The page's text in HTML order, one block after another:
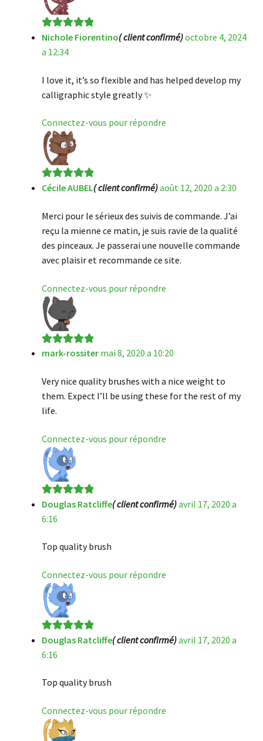
Note5sur 5
Nichole Fiorentino( client confirmé)octobre 4, 2024
a 12:34
I love it, it’s so flexible and has helped develop my
calligraphic style greatly ✨
Connectez-vous pour répondre
Note5 sur 5
Cécile AUBEL( client confirmé)août 12, 2020 a 2:30
Merci pour le sérieux des suivis de commande. J’ai
reçu la mienne ce matin, je suis ravie de la qualité
des pinceaux. Je passerai une nouvelle commande
avec plaisir et recommande ce site.
Connectez-vous pour répondre
Note5sur 5
mark-rossiter mai 8, 2020 a 10:20
Very nice quality brushes with a nice weight to
them. Expect I’ll be using these for the rest of my
life.
Connectez-vous pour répondre
Note5sur 5
Douglas Ratcliffe( client confirmé)avril 17, 2020 a
6:16
Top quality brush
Connectez-vous pour répondre
Note5sur 5
Douglas Ratcliffe( client confirmé)avril 17, 2020 a
6:16
Top quality brush
Connectez-vous pour répondre